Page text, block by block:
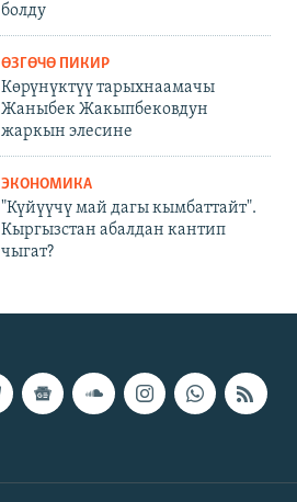
болду
ӨЗГӨЧӨ ПИКИР
Көрүнүктүү тарыхнаамачы
Жаныбек Жакыпбековдун
жаркын элесине
ЭКОНОМИКА
"Күйүүчү май дагы кымбаттайт".
Кыргызстан абалдан кантип
чыгат?